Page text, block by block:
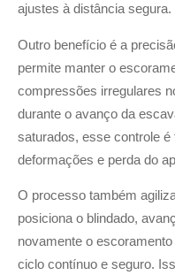
ajustes à distância segura.
Outro benefício é a
permite manter o
compressões irregulares
durante o avanço da
saturados, esse controle
deformações e perda do
O processo também
posiciona o blindado,
novamente o
ciclo contínuo e seguro.